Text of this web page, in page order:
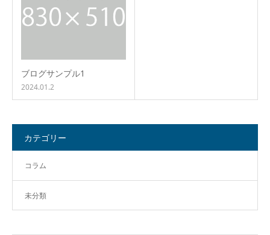
ブログサンプル1
2024.01.2
カテゴリー
コラム
未分類